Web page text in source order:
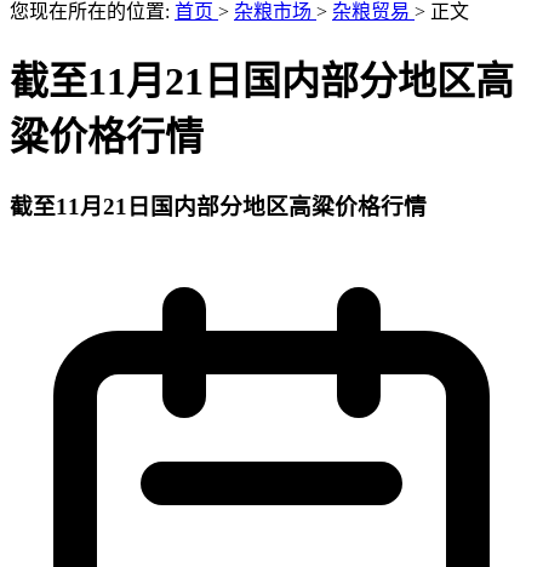
您现在所在的位置: 首页 > 杂粮市场 > 杂粮贸易 > 正文
截至11月21日国内部分地区高
粱价格行情
截至11月21日国内部分地区高粱价格行情